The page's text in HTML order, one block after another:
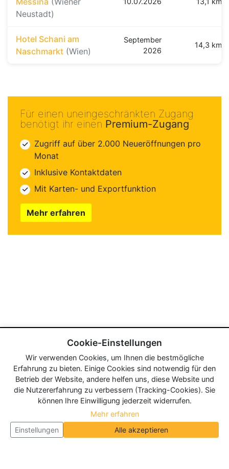
Neustadt)
Hotel Schani am
Naschmarkt (Wien)
September
2026
14,3 km
Für einen uneingeschränkten Zugang
benötigt ihr einen Premium-Zugang
Zugriff auf über 2.000 Neueröffnungen pro
Monat
Inklusive Kontaktdaten
Mit Karten- und Exportfunktion
Mehr erfahren
Cookie-Einstellungen
Wir verwenden Cookies, um Ihnen die bestmögliche
Erfahrung zu bieten. Einige Cookies sind notwendig für den
Betrieb der Website, andere helfen uns, diese Website und
die Nutzererfahrung zu verbessern (Tracking-Cookies). Sie
können Ihre Einwilligung jederzeit widerrufen.
Mehr erfahren
Einstellungen
Alle akzeptieren